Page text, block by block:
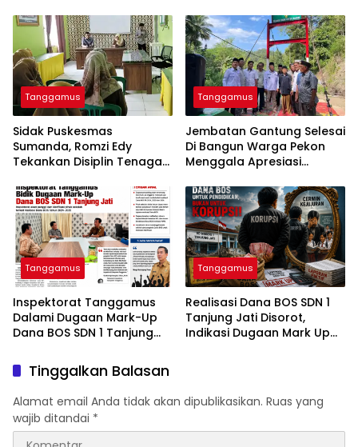
Dan Balita Mengidap
Kelainan Jantung
Disorot
Tanggamus
Sidak Puskesmas
Sumanda, Romzi Edy
Tekankan Disiplin Tenaga
Tanggamus
Jembatan Gantung Selesai
Di Bangun Warga Pekon
Menggala Apresiasi
Tanggamus
Inspektorat Tanggamus
Dalami Dugaan Mark-Up
Dana BOS SDN 1 Tanjung
Tanggamus
Realisasi Dana BOS SDN 1
Tanjung Jati Disorot,
Indikasi Dugaan Mark Up
Tinggalkan Balasan
Alamat email Anda tidak akan dipublikasikan. Ruas yang
wajib ditandai *